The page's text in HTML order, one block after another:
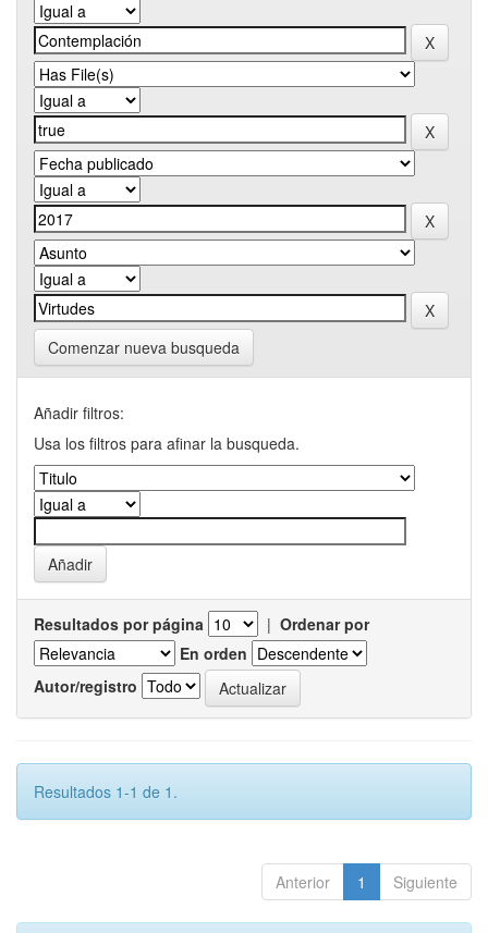
Comenzar nueva busqueda
Añadir filtros:
Usa los filtros para afinar la busqueda.
Resultados por página | Ordenar por
En orden
Autor/registro
Resultados 1-1 de 1.
Anterior 1 Siguiente